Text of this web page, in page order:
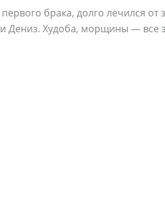
брака, долго лечился от
Дениз. Худоба, морщины — все